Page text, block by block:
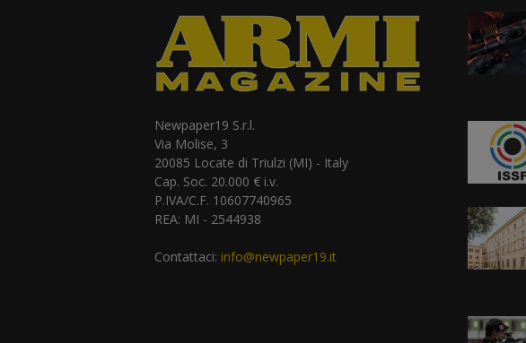
Newpaper19 S.r.l.
Via Molise, 3
20085 Locate di Triulzi (MI) - Italy
Cap. Soc. 20.000 € i.v.
P.IVA/C.F. 10607740965
REA: MI - 2544938
Contattaci: info@newpaper19.it